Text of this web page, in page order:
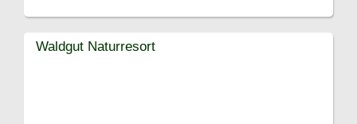
Waldgut Naturresort